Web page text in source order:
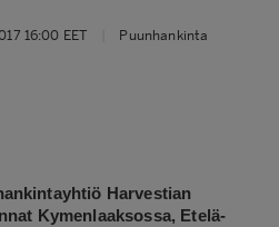
16:00 EET Puunhankinta
Harvestian
Kymenlaaksossa, Etelä-